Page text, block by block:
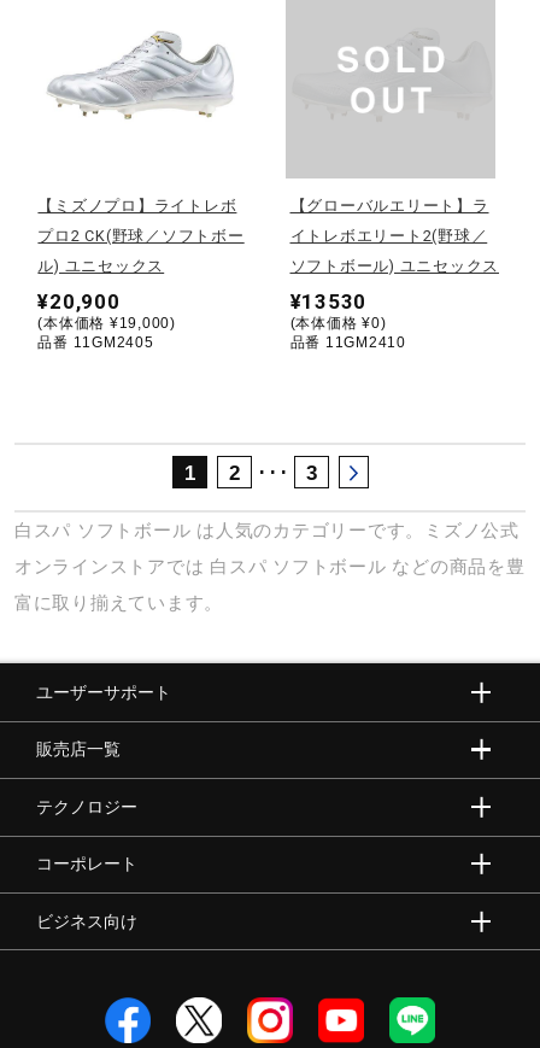
直営店一覧
【ミズノプロ】ライトレボ
プロ2 CK(野球／ソフトボー
ル) ユニセックス
¥20,900
(本体価格 ¥19,000)
品番 11GM2405
【グローバルエリート】ラ
イトレボエリート2(野球／
ソフトボール) ユニセックス
¥13530
(本体価格 ¥0)
品番 11GM2410
1 2 ･･･ 3
白スパ ソフトボール は人気のカテゴリーです。ミズノ公式
オンラインストアでは 白スパ ソフトボール などの商品を豊
富に取り揃えています。
ユーザーサポート
販売店一覧
テクノロジー
コーポレート
ビジネス向け